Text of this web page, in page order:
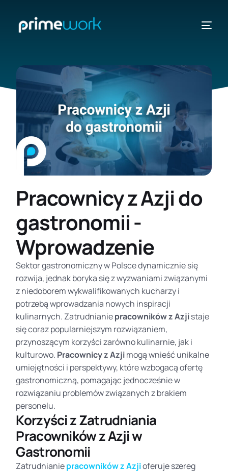
Pracownicy z Azji do
gastronomii -
Wprowadzenie
Sektor gastronomiczny w Polsce dynamicznie się
rozwija, jednak boryka się z wyzwaniami związanymi
z niedoborem wykwalifikowanych kucharzy i
potrzebą wprowadzania nowych inspiracji
kulinarnych. Zatrudnianiepracowników z Azjistaje
się coraz popularniejszym rozwiązaniem,
przynoszącym korzyści zarówno kulinarnie, jak i
kulturowo. Pracownicy z Azjimogą wnieść unikalne
umiejętności i perspektywy, które wzbogacą ofertę
gastronomiczną, pomagając jednocześnie w
rozwiązaniu problemów związanych z brakiem
personelu.
Korzyści z Zatrudniania
Pracowników z Azji w
Gastronomii
Zatrudnianiepracowników z Azjioferuje szereg
KRAJE
ZOBACZ